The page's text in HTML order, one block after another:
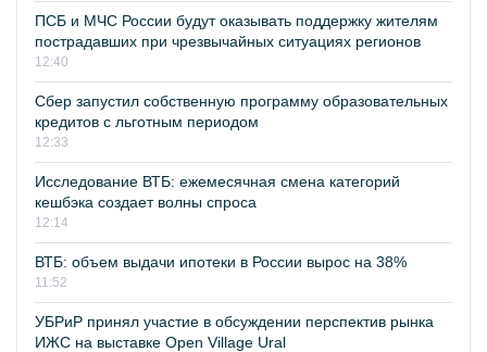
ПСБ и МЧС России будут оказывать поддержку жителям
пострадавших при чрезвычайных ситуациях регионов
12:40
Сбер запустил собственную программу образовательных
кредитов с льготным периодом
12:33
Исследование ВТБ: ежемесячная смена категорий
кешбэка создает волны спроса
12:14
ВТБ: объем выдачи ипотеки в России вырос на 38%
11:52
УБРиР принял участие в обсуждении перспектив рынка
ИЖС на выставке Open Village Ural